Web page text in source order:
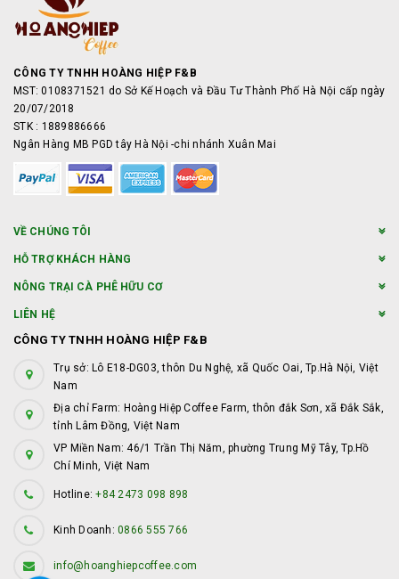
CÔNG TY TNHH HOÀNG HIỆP F&B
MST: 0108371521 do Sở Kế Hoạch và Đầu Tư Thành Phố Hà Nội cấp ngày
20/07/2018
STK : 1889886666
Ngân Hàng MB PGD tây Hà Nội -chi nhánh Xuân Mai
VỀ CHÚNG TÔI
HỖ TRỢ KHÁCH HÀNG
NÔNG TRẠI CÀ PHÊ HỮU CƠ
LIÊN HỆ
CÔNG TY TNHH HOÀNG HIỆP F&B
Trụ sở: Lô E18-DG03, thôn Du Nghệ, xã Quốc Oai, Tp.Hà Nội, Việt
Nam
Địa chỉ Farm: Hoàng Hiệp Coffee Farm, thôn đắk Sơn, xã Đắk Sắk,
tỉnh Lâm Đồng, Việt Nam
VP Miền Nam: 46/1 Trần Thị Năm, phường Trung Mỹ Tây, Tp.Hồ
Chí Minh, Việt Nam
Hotline:+84 2473 098 898
Kinh Doanh: 0866 555 766
info@hoanghiepcoffee.com